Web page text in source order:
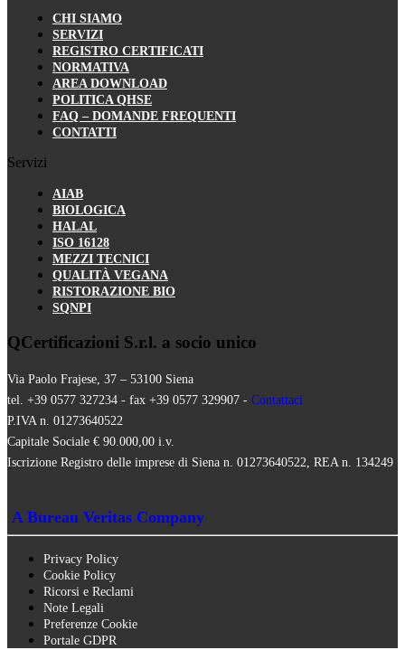
CHI SIAMO
SERVIZI
REGISTRO CERTIFICATI
NORMATIVA
AREA DOWNLOAD
POLITICA QHSE
FAQ – DOMANDE FREQUENTI
CONTATTI
Servizi
AIAB
BIOLOGICA
HALAL
ISO 16128
MEZZI TECNICI
QUALITÀ VEGANA
RISTORAZIONE BIO
SQNPI
QCertificazioni S.r.l. a socio unico
Via Paolo Frajese, 37 – 53100 Siena
tel. +39 0577 327234 - fax +39 0577 329907 - Contattaci
P.IVA n. 01273640522
Capitale Sociale € 90.000,00 i.v.
Iscrizione Registro delle imprese di Siena n. 01273640522, REA n. 134249
A Bureau Veritas Company
Privacy Policy
Cookie Policy
Ricorsi e Reclami
Note Legali
Preferenze Cookie
Portale GDPR